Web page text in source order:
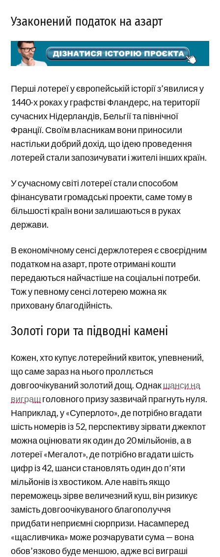
Узаконений податок на азарт
Перші лотереї у європейській історії з’явилися у
1440-х роках у графстві Фландерс, на території
сучасних Нідерландів, Бельгії та північної
Франції. Своїм власникам вони приносили
настільки добрий дохід, що ідею проведення
лотерей стали запозичувати і жителі інших країн.
У сучасному світі лотереї стали способом
фінансувати громадські проекти, саме тому в
більшості країн вони залишаються в руках
держави.
В економічному сенсі держлотерея є своєрідним
податком на азарт, проте отримані кошти
передаються найчастіше на соціальні потреби.
Тож у певному сенсі лотерею можна як
приховану благодійність.
Золоті гори та підводні камені
Кожен, хто купує лотерейний квиток, упевнений,
що саме зараз на нього проллється
довгоочікуваний золотий дощ. Однакшанси на
виграшголовного призу зазвичай прагнуть нуля.
Наприклад, у «Суперлото», де потрібно вгадати
шість номерів із 52, перспективу зірвати джекпот
можна оцінювати як один до 20 мільйонів, а в
лотереї «Мегалот», де потрібно вгадати шість
цифр із 42, шанси становлять один до п’яти
мільйонів із хвостиком. Але навіть якщо
переможець зірве величезний куш, він ризикує
замість довгоочікуваного благополуччя
придбати неприємні сюрпризи. Насамперед
«щасливчика» може розчарувати сума — вона
обов’язково буде меншою, адже всі виграші